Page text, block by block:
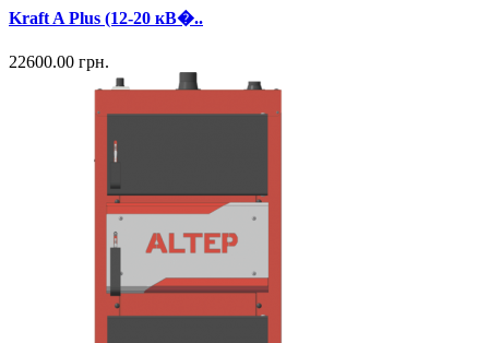
Kraft A Plus (12-20 кВ�..
22600.00 грн.